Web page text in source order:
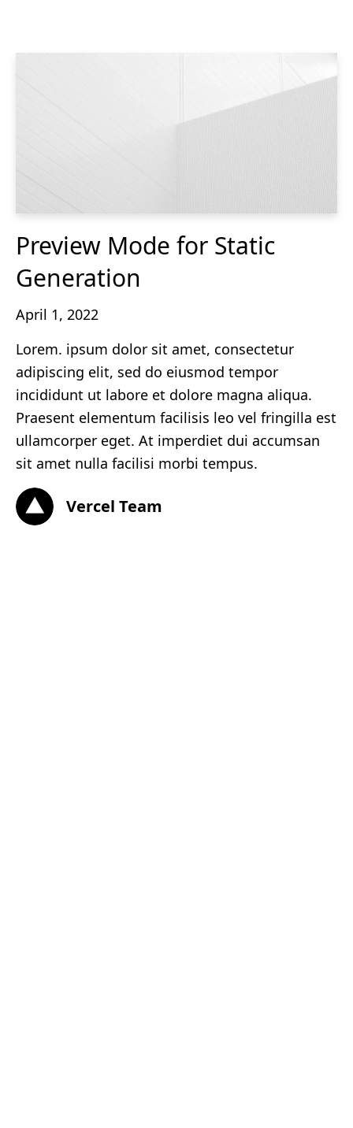
Preview Mode for Static
Generation
April 1, 2022
Lorem. ipsum dolor sit amet, consectetur
adipiscing elit, sed do eiusmod tempor
incididunt ut labore et dolore magna aliqua.
Praesent elementum facilisis leo vel fringilla est
ullamcorper eget. At imperdiet dui accumsan
sit amet nulla facilisi morbi tempus.
Vercel Team